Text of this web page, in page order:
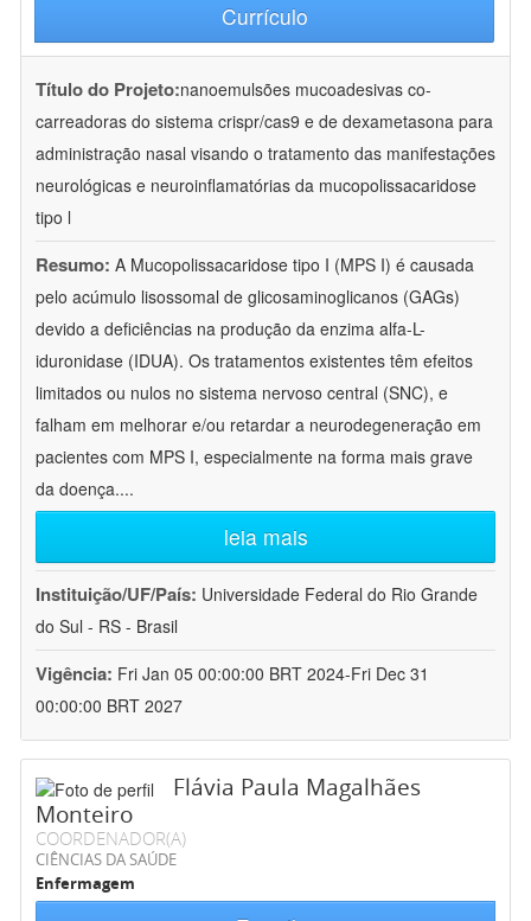
Currículo
Título do Projeto:nanoemulsões mucoadesivas co-
carreadoras do sistema crispr/cas9 e de dexametasona para
administração nasal visando o tratamento das manifestações
neurológicas e neuroinflamatórias da mucopolissacaridose
tipo l
Resumo: A Mucopolissacaridose tipo I (MPS I) é causada
pelo acúmulo lisossomal de glicosaminoglicanos (GAGs)
devido a deficiências na produção da enzima alfa-L-
iduronidase (IDUA). Os tratamentos existentes têm efeitos
limitados ou nulos no sistema nervoso central (SNC), e
falham em melhorar e/ou retardar a neurodegeneração em
pacientes com MPS I, especialmente na forma mais grave
da doença....
leia mais
Instituição/UF/País: Universidade Federal do Rio Grande
do Sul - RS - Brasil
Vigência: Fri Jan 05 00:00:00 BRT 2024-Fri Dec 31
00:00:00 BRT 2027
Flávia Paula Magalhães
Monteiro
COORDENADOR(A)
CIÊNCIAS DA SAÚDE
Enfermagem